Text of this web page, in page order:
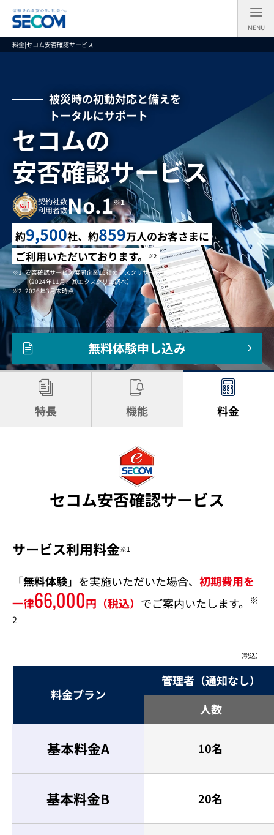
テ
MENU
料金|セコム安否確認サービス
被災時の初動対応と備えを
トータルにサポート
セコムの
安否確認サービス
契約社数
利用者数No.1※1
約9,500社、約859万人のお客さまに
ご利用いただいております。
※2
安否確認サービス展開企業15社のデスクリサーチ、ヒアリング調査
（2024年11月、㈱エクスクリエ調べ）
2026年3月末時点
無料体験申し込み
特長 機能 料金
セコム安否確認サービス
サービス利用料金※1
「無料体験」を実施いただいた場合、 初期費用を
一律66,000円（税込） でご案内いたします。
※
2
（税込）
料金プラン
管理者（通知なし）
人数
基本料金A 10名
基本料金B 20名